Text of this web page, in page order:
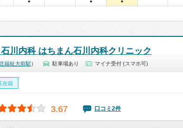
● ● ●
川内科 はちまん石川内科クリニック
福祉大前駅 ） 駐車場あり マイナ受付 (スマホ可)
在籍
3.67 口コミ2件